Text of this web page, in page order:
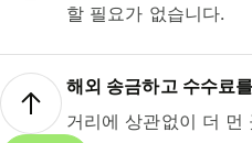
할 필요가 없습니다.
해외 송금하고 수수료
거리에 상관없이 더 먼